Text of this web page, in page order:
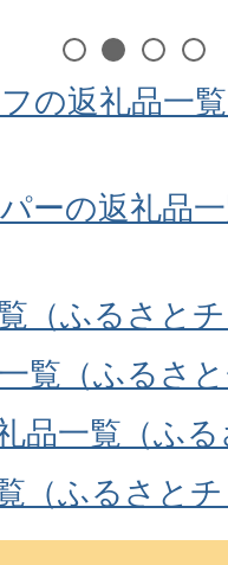
1 2 3
4
の返礼品一
ーの返礼品
（ふるさと
覧（ふるさ
品一覧（ふ
（ふるさと